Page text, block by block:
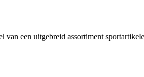
van een uitgebreid assortiment